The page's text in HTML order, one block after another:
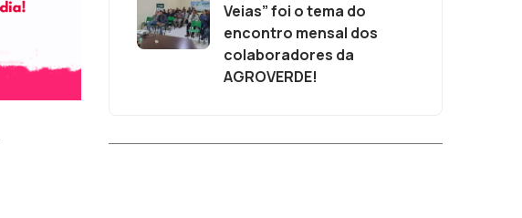
Veias” foi o tema do
encontro mensal dos
colaboradores da
AGROVERDE!